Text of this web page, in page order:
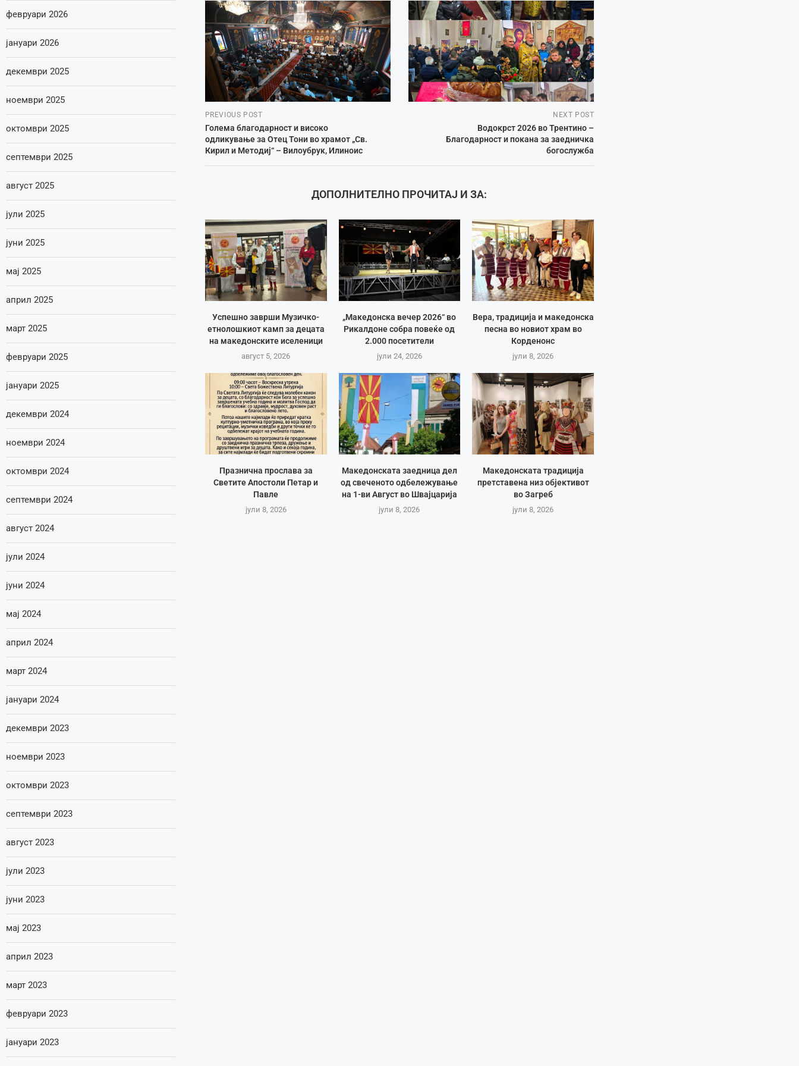
PREVIOUS POST
Голема благодарност и високо
одликување за Отец Тони во храмот „Св.
Кирил и Методиј“ – Вилоубрук, Илиноис
NEXT POST
Водокрст 2026 во Трентино –
Благодарност и покана за заедничка
богослужба
ДОПОЛНИТЕЛНО ПРОЧИТАЈ И ЗА:
Успешно заврши Музичко-
етнолошкиот камп за децата
на македонските иселеници
август 5, 2026
„Македонска вечер 2026“ во
Рикалдоне собра повеќе од
2.000 посетители
јули 24, 2026
Вера, традиција и македонска
песна во новиот храм во
Корденонс
јули 8, 2026
Празнична прослава за
Светите Апостоли Петар и
Павле
јули 8, 2026
Македонската заедница дел
од свеченото одбележување
на 1-ви Август во Швајцарија
јули 8, 2026
Македонската традиција
претставена низ објективот
во Загреб
јули 8, 2026
февруари 2026
јануари 2026
декември 2025
ноември 2025
октомври 2025
септември 2025
август 2025
јули 2025
јуни 2025
мај 2025
април 2025
март 2025
февруари 2025
јануари 2025
декември 2024
ноември 2024
октомври 2024
септември 2024
август 2024
јули 2024
јуни 2024
мај 2024
април 2024
март 2024
јануари 2024
декември 2023
ноември 2023
октомври 2023
септември 2023
август 2023
јули 2023
јуни 2023
мај 2023
април 2023
март 2023
февруари 2023
јануари 2023